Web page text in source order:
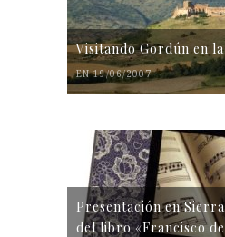
Visitando Gordún en
EN 19/06/2007
Presentación en
del libro «Francisco de